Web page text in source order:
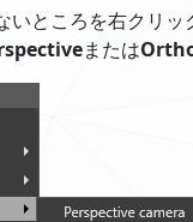
いところを右クリッ
または